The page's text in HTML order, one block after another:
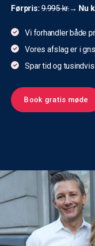
Førpris:9.995 kr.→ Nu
Vi forhandler både
Vores afslag er i
Spar tid og
Book gratis møde